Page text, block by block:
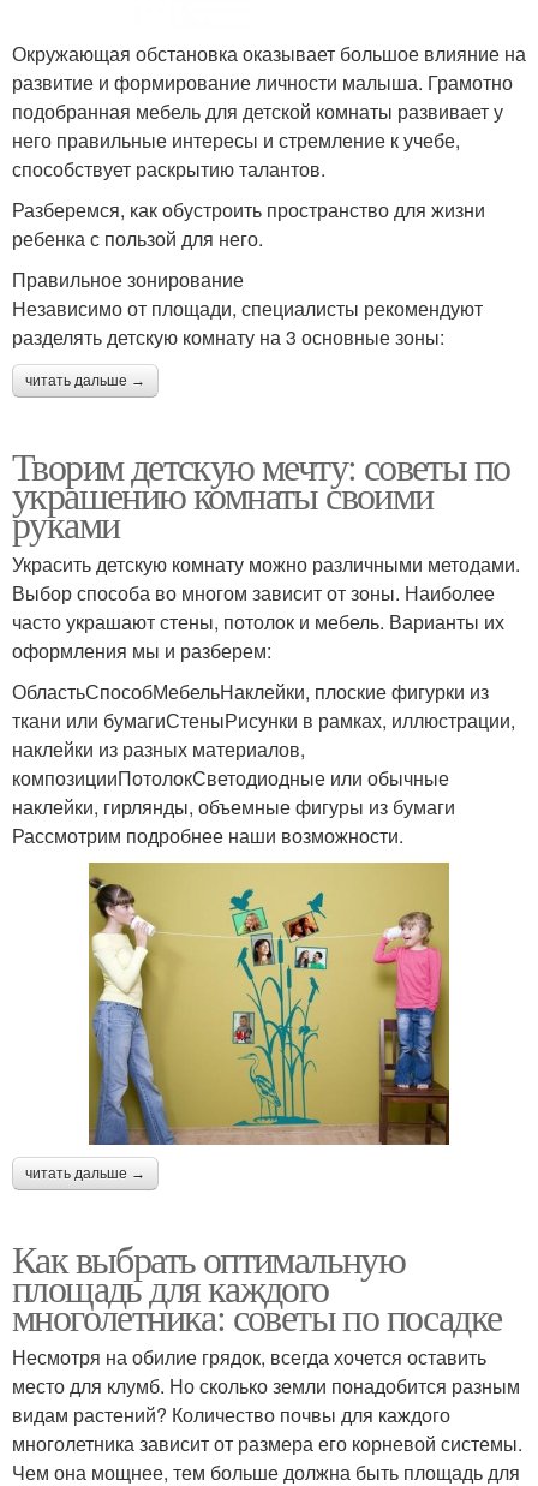
Окружающая обстановка оказывает большое влияние на
развитие и формирование личности малыша. Грамотно
подобранная мебель для детской комнаты развивает у
него правильные интересы и стремление к учебе,
способствует раскрытию талантов.
Разберемся, как обустроить пространство для жизни
ребенка с пользой для него.
Правильное зонирование
Независимо от площади, специалисты рекомендуют
разделять детскую комнату на 3 основные зоны:
читать дальше →
Творим детскую мечту: советы по
украшению комнаты своими
руками
Украсить детскую комнату можно различными методами.
Выбор способа во многом зависит от зоны. Наиболее
часто украшают стены, потолок и мебель. Варианты их
оформления мы и разберем:
ОбластьСпособМебельНаклейки, плоские фигурки из
ткани или бумагиСтеныРисунки в рамках, иллюстрации,
наклейки из разных материалов,
композицииПотолокСветодиодные или обычные
наклейки, гирлянды, объемные фигуры из бумаги
Рассмотрим подробнее наши возможности.
читать дальше →
Как выбрать оптимальную
площадь для каждого
многолетника: советы по посадке
Несмотря на обилие грядок, всегда хочется оставить
место для клумб. Но сколько земли понадобится разным
видам растений? Количество почвы для каждого
многолетника зависит от размера его корневой системы.
Чем она мощнее, тем больше должна быть площадь для